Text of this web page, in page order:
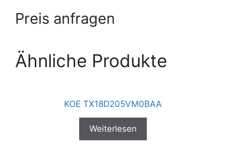
Preis anfragen
Ähnliche Produkte
KOE TX18D205VM0BAA
Weiterlesen